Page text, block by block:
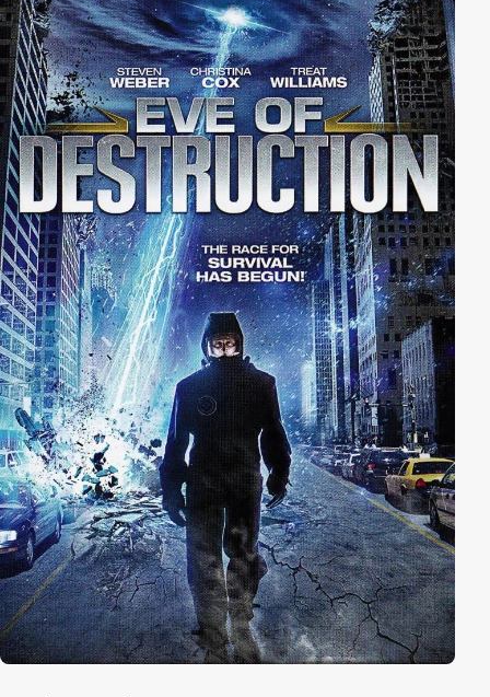
nach die Ungeheuer, um das Leben der Ritter zu
erschweren. Zum Glück müssen unsere fünf tapferen
Freunde nicht alles alleine meistern. Merlok ein
digitaler Zauberer, steht ihnen mit Rat und Tat zur
Seite und stattet die fünf mit übermächtigen Kräften
aus.